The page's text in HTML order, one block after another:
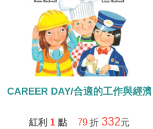
CAREER DAY/合適的工作與經
紅利 1 點 79 折 332元